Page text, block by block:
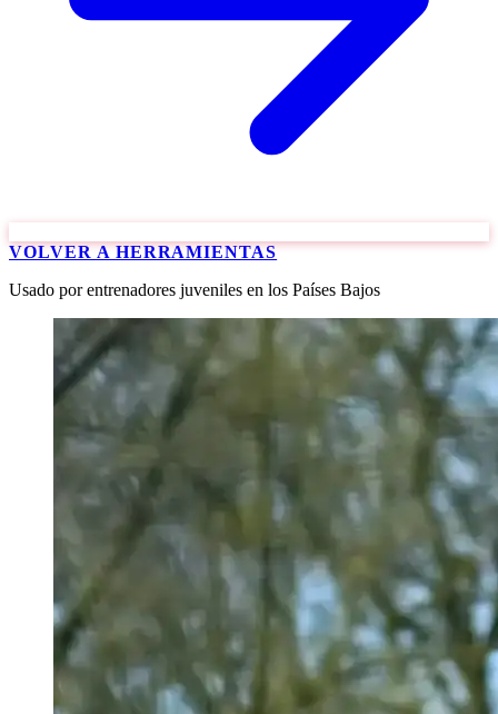
VOLVER A HERRAMIENTAS
Usado por entrenadores juveniles en los Países Bajos